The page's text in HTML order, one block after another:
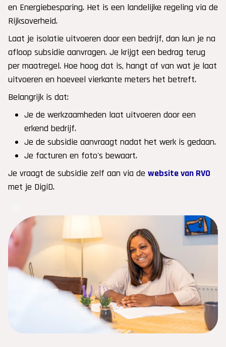
en Energiebesparing. Het is een landelijke regeling via de
Rijksoverheid.
Laat je isolatie uitvoeren door een bedrijf, dan kun je na
afloop subsidie aanvragen. Je krijgt een bedrag terug
per maatregel. Hoe hoog dat is, hangt af van wat je laat
uitvoeren en hoeveel vierkante meters het betreft.
Belangrijk is dat:
Je de werkzaamheden laat uitvoeren door een
erkend bedrijf.
Je de subsidie aanvraagt nadat het werk is gedaan.
Je facturen en foto's bewaart.
Je vraagt de subsidie zelf aan via de website van RVO
met je DigiD.